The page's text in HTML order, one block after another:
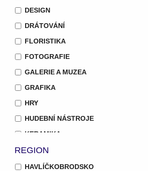
DESIGN
DRÁTOVÁNÍ
FLORISTIKA
FOTOGRAFIE
GALERIE A MUZEA
GRAFIKA
HRY
HUDEBNÍ NÁSTROJE
KERAMIKA
KNIHAŘSTVÍ
KOVÁŘSTVÍ
REGION
HAVLÍČKOBRODSKO